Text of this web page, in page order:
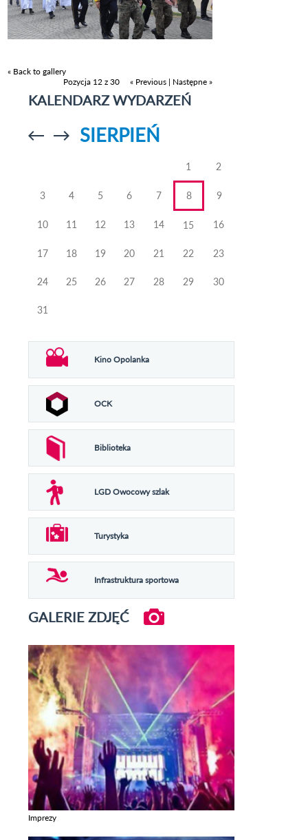
« Back to gallery
Pozycja 12 z 30
« Previous | Następne »
KALENDARZ WYDARZEŃ
Przejdź doPrzejdź do
SIERPIEŃ
1 2
3 4 5 6 7 8 9
10 11 12 13 14 15 16
17 18 19 20 21 22 23
24 25 26 27 28 29 30
31
Kino Opolanka
OCK
Biblioteka
LGD Owocowy szlak
Turystyka
Infrastruktura sportowa
GALERIE ZDJĘĆ
Imprezy